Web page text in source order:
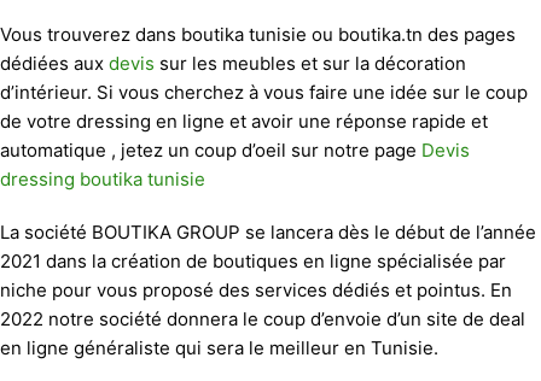
Vous trouverez dans boutika tunisie ou boutika.tn des pages
dédiées aux devis sur les meubles et sur la décoration
d’intérieur. Si vous cherchez à vous faire une idée sur le coup
de votre dressing en ligne et avoir une réponse rapide et
automatique , jetez un coup d’oeil sur notre page Devis
dressing boutika tunisie
La société BOUTIKA GROUP se lancera dès le début de l’année
2021 dans la création de boutiques en ligne spécialisée par
niche pour vous proposé des services dédiés et pointus. En
2022 notre société donnera le coup d’envoie d’un site de deal
en ligne généraliste qui sera le meilleur en Tunisie.